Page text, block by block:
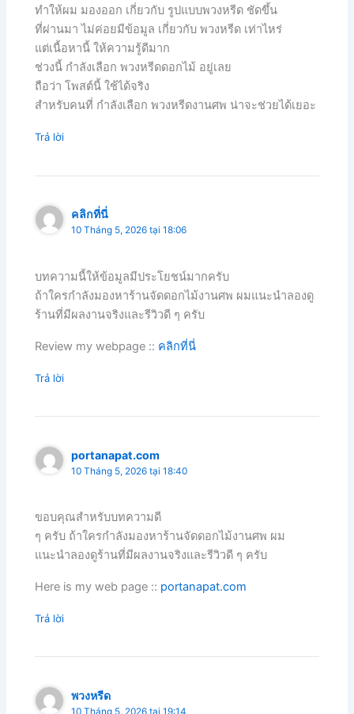
ทำให้ผม มองออก เกี่ยวกับ รูปแบบพวงหรีด ชัดขึ้น
ที่ผ่านมา ไม่ค่อยมีข้อมูล เกี่ยวกับ พวงหรีด เท่าไหร่
แต่เนื้อหานี้ ให้ความรู้ดีมาก
ช่วงนี้ กำลังเลือก พวงหรีดดอกไม้ อยู่เลย
ถือว่า โพสต์นี้ ใช้ได้จริง
สำหรับคนที่ กำลังเลือก พวงหรีดงานศพ น่าจะช่วยได้เยอะ
Trả lời
คลิกที่นี่
10 Tháng 5, 2026 tại 18:06
บทความนี้ให้ข้อมูลมีประโยชน์มากครับ
ถ้าใครกำลังมองหาร้านจัดดอกไม้งานศพ ผมแนะนำลองดู
ร้านที่มีผลงานจริงและรีวิวดี ๆ ครับ
Review my webpage :: คลิกที่นี่
Trả lời
portanapat.com
10 Tháng 5, 2026 tại 18:40
ขอบคุณสำหรับบทความดี
ๆ ครับ ถ้าใครกำลังมองหาร้านจัดดอกไม้งานศพ ผม
แนะนำลองดูร้านที่มีผลงานจริงและรีวิวดี ๆ ครับ
Here is my web page :: portanapat.com
Trả lời
พวงหรีด
10 Tháng 5, 2026 tại 19:14